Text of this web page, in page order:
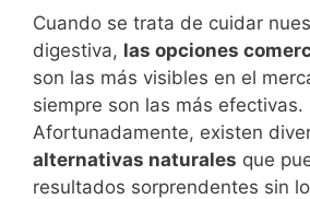
Cuando se trata de cuidar
digestiva, las opciones
son las más visibles en el
siempre son las más efectivas.
Afortunadamente, existen
alternativas naturales que
resultados sorprendentes sin